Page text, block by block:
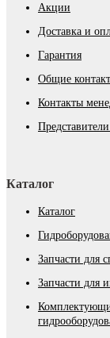
Акции
Доставка и
Гарантия
Общие
Контакты
Каталог
Каталог
Запчасти для
Запчасти для